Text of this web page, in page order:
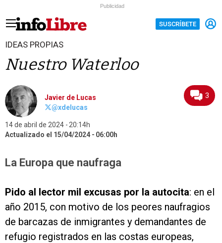
Publicidad
SUSCRÍBETE
IDEAS PROPIAS
Nuestro Waterloo
Javier de Lucas
@xdelucas
14 de abril de 2024
20:14h
Actualizado el 15/04/2024
06:00h
3
La Europa que naufraga
Pido al lector mil excusas por la autocita: en el
año 2015, con motivo de los peores naufragios
de barcazas de inmigrantes y demandantes de
refugio registrados en las costas europeas,